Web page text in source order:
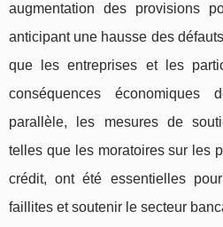
augmentation des provisions
anticipant une hausse des
que les entreprises et les
conséquences
parallèle, les mesures de
telles que les moratoires sur les
crédit, ont été essentielles
faillites et soutenir le secteur